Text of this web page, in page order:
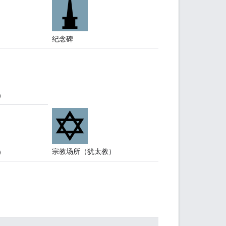
纪念碑
宗教场所（犹太教）